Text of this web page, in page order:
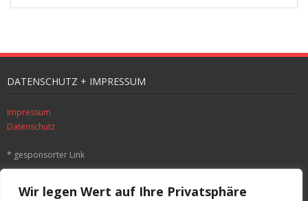
Wir legen Wert auf Ihre Privatsphäre
DATENSCHUTZ + IMPRESSUM
Impressum
Datenschutz
* gesponsorter Link